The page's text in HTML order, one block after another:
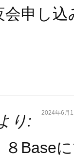
申し込
り: 2024年6月
Base